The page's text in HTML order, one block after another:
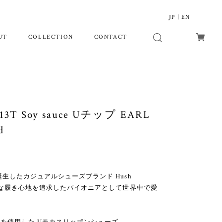
JP EN
COLLECTION CONTACT
Soy sauce Uチップ EARL
したカジュアルシューズブランド Hush
履き心地を追求したパイオニアとして世界中で愛